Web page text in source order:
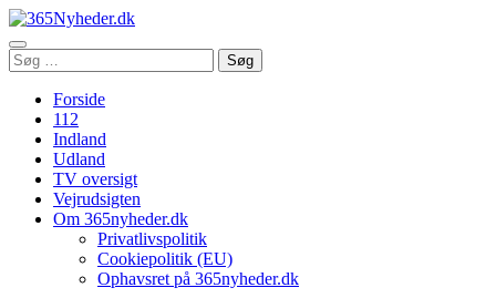
Åbn
menu
Søg
efter:
Søg
Forside
112
Indland
Udland
TV oversigt
Vejrudsigten
Om 365nyheder.dk
Privatlivspolitik
Cookiepolitik (EU)
Ophavsret på 365nyheder.dk